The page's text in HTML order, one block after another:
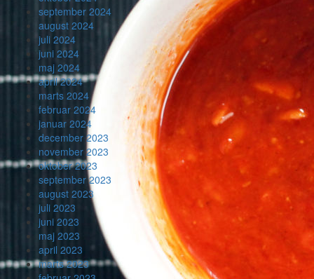
september 2024
august 2024
juli 2024
juni 2024
maj 2024
april 2024
marts 2024
februar 2024
januar 2024
december 2023
november 2023
oktober 2023
september 2023
august 2023
juli 2023
juni 2023
maj 2023
april 2023
marts 2023